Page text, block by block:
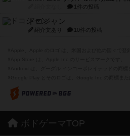
1件の投稿
ドコジャン
紹介文あり 10件の投稿
ボドゲーマTOP